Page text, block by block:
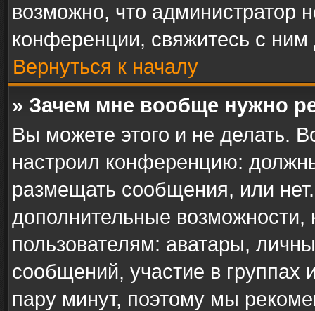
возможно, что администратор
конференции, свяжитесь с ним
Вернуться к началу
» Зачем мне вообще нужно
Вы можете этого и не делать.
настроил конференцию:
размещать сообщения, или
дополнительные
пользователям: аватары,
сообщений, участие в группах
пару минут, поэтому мы